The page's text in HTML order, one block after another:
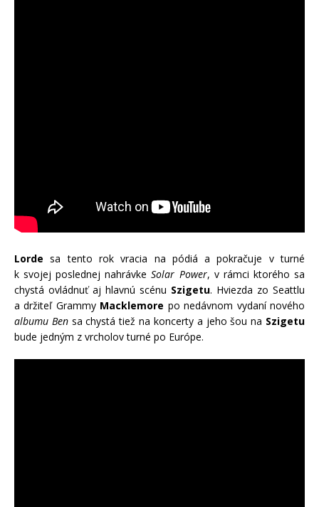
Lorde sa tento rok vracia na pódiá a pokračuje v turné
k svojej poslednej nahrávkeSolar Power, v rámci ktorého sa
chystá ovládnuť aj hlavnú scénu Szigetu. Hviezda zo Seattlu
a držiteľ Grammy Macklemore po nedávnom vydaní nového
albumu Bensa chystá tiež na koncerty a jeho šou na Szigetu
bude jedným z vrcholov turné po Európe.